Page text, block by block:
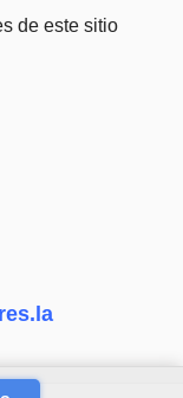
de este sitio